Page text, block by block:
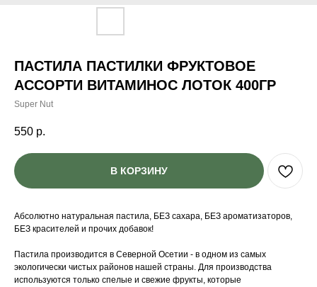
ПАСТИЛА ПАСТИЛКИ ФРУКТОВОЕ
АССОРТИ ВИТАМИНОС ЛОТОК 400ГР
Super Nut
550 р.
В КОРЗИНУ
Абсолютно натуральная пастила, БЕЗ сахара, БЕЗ ароматизаторов,
БЕЗ красителей и прочих добавок!
Пастила производится в Северной Осетии - в одном из самых
экологически чистых районов нашей страны. Для производства
используются только спелые и свежие фрукты, которые